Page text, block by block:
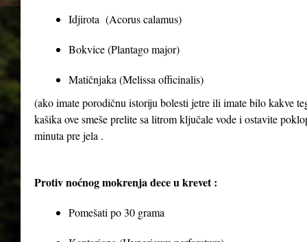
Idjirota (Acorus calamus)
Bokvice (Plantago major)
Matičnjaka (Melissa officinalis)
(ako imate porodičnu istoriju bolesti jetre ili imate bilo kakve
kašika ove smeše prelite sa litrom ključale vode i ostavite
minuta pre jela .
Protiv noćnog mokrenja dece u krevet :
Pomešati po 30 grama